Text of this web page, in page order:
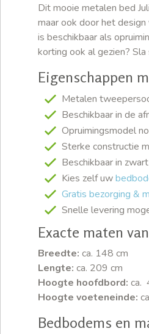
Dit mooie metalen bed
maar ook door het
is beschikbaar als
korting ook al gezien?
Eigenschappen
Metalen
Beschikbaar in de
Opruimingsmodel
Sterke constructie
Beschikbaar in zwart
Kies zelf uw
Gratis bezorging &
Snelle levering
Exacte maten
Breedte: ca. 148 cm
Lengte: ca. 209 cm
Hoogte hoofdbord: ca.
Hoogte voeteneinde:
Bedbodems en